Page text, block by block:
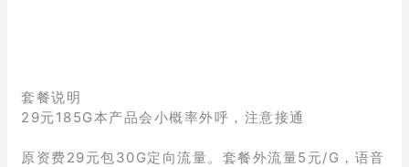
套餐说明
29元185G本产品会小概率外呼，注意接通
原资费29元包30G定向流量。套餐外流量5元/G，语音